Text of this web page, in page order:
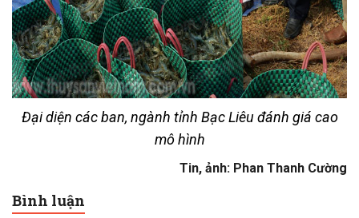
Đại diện các ban, ngành tỉnh Bạc Liêu đánh giá cao
mô hình
Tin, ảnh: Phan Thanh Cường
Bình luận